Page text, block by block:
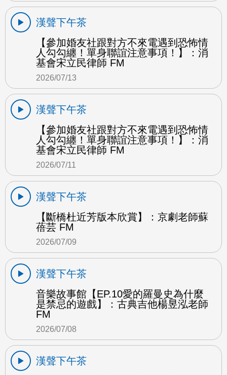
漢聲下午茶
【參加婚友社跟對方不來電遇到恐怖情
人勾勾纏！單身聯誼注意事項！】：消
基會宋立民律師 FM
2026/07/13
漢聲下午茶
【參加婚友社跟對方不來電遇到恐怖情
人勾勾纏！單身聯誼注意事項！】：消
基會宋立民律師 FM
2026/07/11
漢聲下午茶
【斷橋杜近芳版本欣賞】：京劇老師蘇
蓓芸 FM
2026/07/09
漢聲下午茶
音樂故事館【EP.10愛的羅曼史為什麼
是禁忌的遊戲】：古典吉他楊昱泓老師
FM
2026/07/08
漢聲下午茶